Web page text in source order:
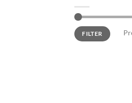
Min.
Preis
Max.
PreisFILTER